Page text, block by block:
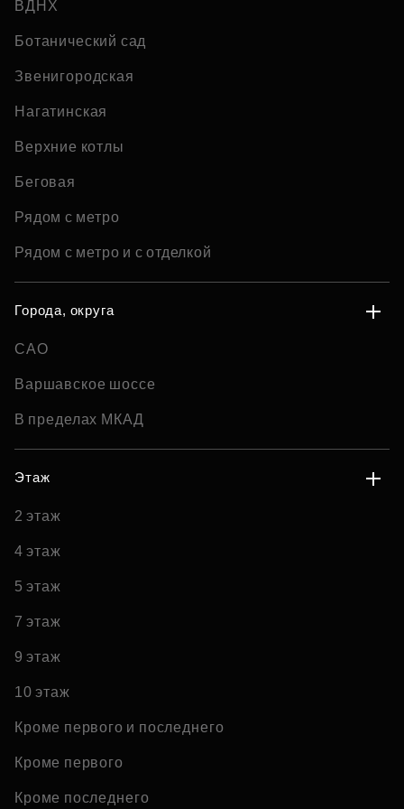
ВДНХ
Ботанический сад
Звенигородская
Нагатинская
Верхние котлы
Беговая
Рядом с метро
Рядом с метро и с отделкой
Города, округа
САО
Варшавское шоссе
В пределах МКАД
Этаж
2 этаж
4 этаж
5 этаж
7 этаж
9 этаж
10 этаж
Кроме первого и последнего
Кроме первого
Кроме последнего